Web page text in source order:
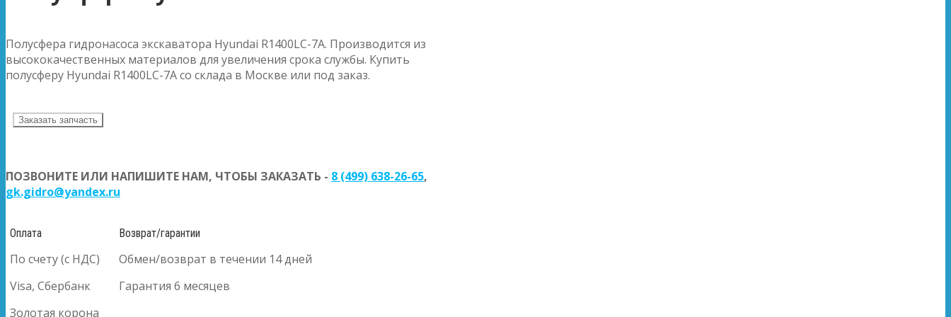
Полусфера гидронасоса экскаватора Hyundai R1400LC-7A. Производится из
высококачественных материалов для увеличения срока службы. Купить
полусферу Hyundai R1400LC-7A со склада в Москве или под заказ.
Заказать запчасть
ПОЗВОНИТЕ ИЛИ НАПИШИТЕ НАМ, ЧТОБЫ ЗАКАЗАТЬ - 8 (499) 638-26-65,
gk.gidro@yandex.ru
Оплата
По счету (с НДС)
Visa, Сбербанк
Золотая корона
Возврат/гарантии
Обмен/возврат в течении 14 дней
Гарантия 6 месяцев